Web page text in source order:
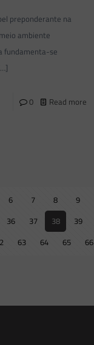
preponderante na
ambiente
fundamenta-se
0 Read more
6 7 8 9
36 37 38 39
63 64 65 66